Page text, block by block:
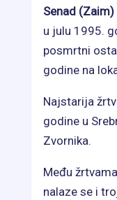
Senad
u julu 1995.
posmrtni
godine na
Najstarija
godine u
Zvornika.
Među
nalaze se i